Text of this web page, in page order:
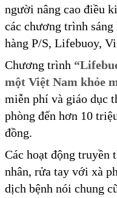
người nâng cao điều
các chương trình
hàng P/S, Lifebuoy,
Chương trình
một Việt Nam khỏe
miễn phí và giáo dục
phòng đến hơn 10
đồng.
Các hoạt động truyền
nhân, rửa tay với xà
dịch bệnh nói chung